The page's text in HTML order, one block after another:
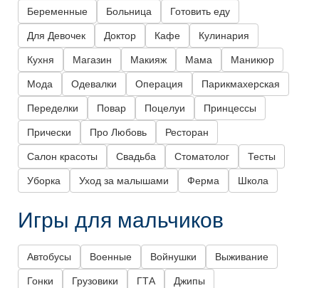
Беременные Больница Готовить еду
Для Девочек Доктор Кафе Кулинария
Кухня Магазин Макияж Мама Маникюр
Мода Одевалки Операция Парикмахерская
Переделки Повар Поцелуи Принцессы
Прически Про Любовь Ресторан
Салон красоты Свадьба Стоматолог Тесты
Уборка Уход за малышами Ферма Школа
Игры для мальчиков
Автобусы Военные Войнушки Выживание
Гонки Грузовики ГТА Джипы